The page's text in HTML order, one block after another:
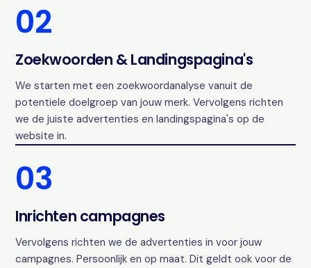
02
Zoekwoorden & Landingspagina's
We starten met een zoekwoordanalyse vanuit de
potentiele doelgroep van jouw merk. Vervolgens richten
we de juiste advertenties en landingspagina's op de
website in.
03
Inrichten campagnes
Vervolgens richten we de advertenties in voor jouw
campagnes. Persoonlijk en op maat. Dit geldt ook voor de